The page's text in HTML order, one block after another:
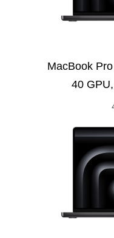
MacBook
40